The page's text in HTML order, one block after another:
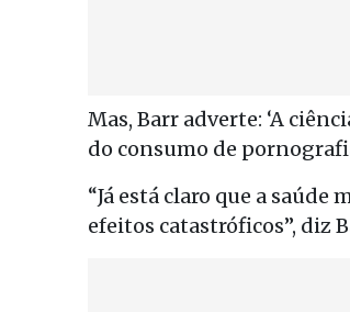
Mas, Barr adverte: ‘A
do consumo de
“Já está claro que a
efeitos catastróficos”, diz